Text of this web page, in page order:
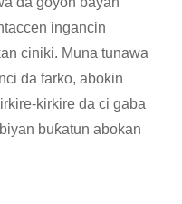
ingancin
ciniki. Muna tunawa
da farko, abokin
kirkire da ci gaba
buƙatun abokan